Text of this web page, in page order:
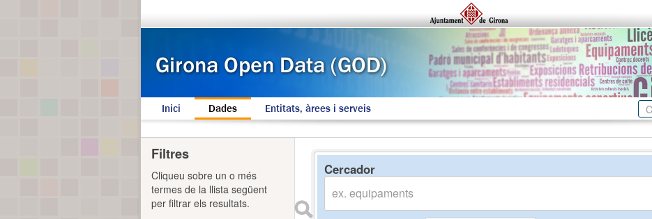
Inici Dades Entitats, àrees i serveis
Cercador
Filtres
Cliqueu sobre un o més
termes de la llista següent
per filtrar els resultats.